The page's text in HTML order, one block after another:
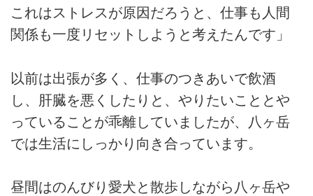
これはストレスが原因だろうと、仕事も人間
関係も一度リセットしようと考えたんです」
以前は出張が多く、仕事のつきあいで飲酒
し、肝臓を悪くしたりと、やりたいこととや
っていることが乖離していましたが、八ヶ岳
では生活にしっかり向き合っています。
昼間はのんびり愛犬と散歩しながら八ヶ岳や